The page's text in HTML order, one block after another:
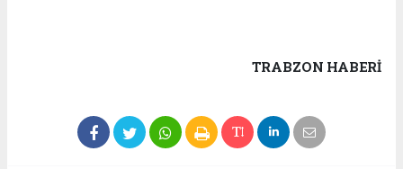
TRABZON HABERİ